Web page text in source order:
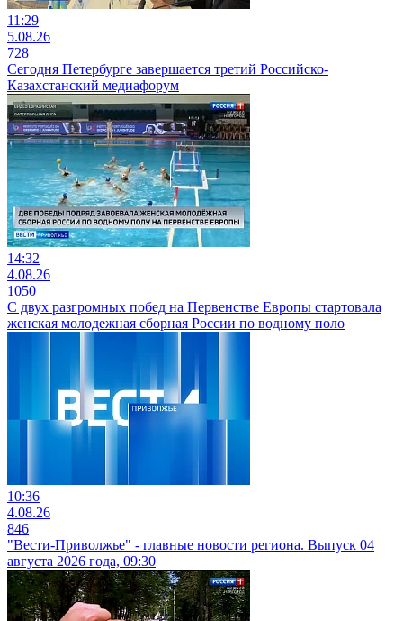
11:29
5.08.26
728
Сегодня Петербурге завершается третий Российско-
Казахстанский медиафорум
14:32
4.08.26
1050
С двух разгромных побед на Первенстве Европы стартовала
женская молодежная сборная России по водному поло
10:36
4.08.26
846
"Вести-Приволжье" - главные новости региона. Выпуск 04
августа 2026 года, 09:30